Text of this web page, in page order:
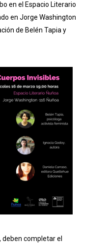
en el Espacio Literario
en Jorge Washington
de Belén Tapia y
completar el